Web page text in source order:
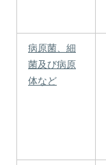
病原菌、細
菌及び病原
体など